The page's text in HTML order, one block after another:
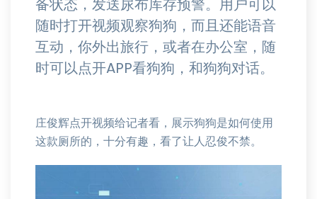
备状态，发送尿布库存预警。用户可以
随时打开视频观察狗狗，而且还能语音
互动，你外出旅行，或者在办公室，随
时可以点开APP看狗狗，和狗狗对话。
庄俊辉点开视频给记者看，展示狗狗是如何使用
这款厕所的，十分有趣，看了让人忍俊不禁。